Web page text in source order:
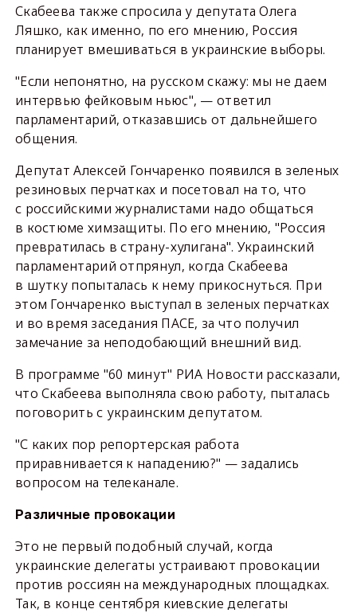
Скабеева также спросила у депутата Олега
Ляшко, как именно, по его мнению, Россия
планирует вмешиваться в украинские выборы.
"Если непонятно, на русском скажу: мы не даем
интервью фейковым ньюс", — ответил
парламентарий, отказавшись от дальнейшего
общения.
Депутат Алексей Гончаренко появился в зеленых
резиновых перчатках и посетовал на то, что
с российскими журналистами надо общаться
в костюме химзащиты. По его мнению, "Россия
превратилась в страну-хулигана". Украинский
парламентарий отпрянул, когда Скабеева
в шутку попыталась к нему прикоснуться. При
этом Гончаренко выступал в зеленых перчатках
и во время заседания ПАСЕ, за что получил
замечание за неподобающий внешний вид.
В программе "60 минут" РИА Новости рассказали,
что Скабеева выполняла свою работу, пыталась
поговорить с украинским депутатом.
"С каких пор репортерская работа
приравнивается к нападению?" — задались
вопросом на телеканале.
Различные провокации
Это не первый подобный случай, когда
украинские делегаты устраивают провокации
против россиян на международных площадках.
Так, в конце сентября киевские делегаты